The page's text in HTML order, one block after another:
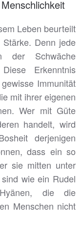
Leben beurteilt
Denn jede
der Schwäche
Erkenntnis
Immunität
mit ihrer eigenen
Wer mit Güte
handelt, wird
derjenigen
dass ein so
sie mitten unter
wie ein Rudel
die die
Menschen nicht